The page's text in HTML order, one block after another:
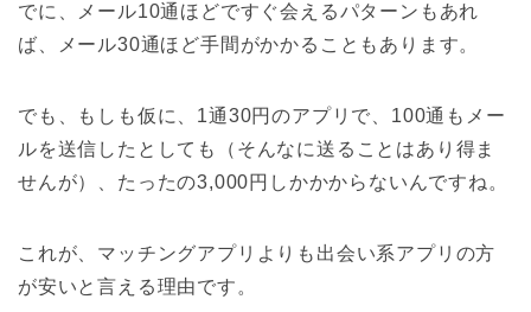
でに、メール10通ほどですぐ会えるパターンもあれ
ば、メール30通ほど手間がかかることもあります。
でも、もしも仮に、1通30円のアプリで、100通もメー
ルを送信したとしても（そんなに送ることはあり得ま
せんが）、たったの3,000円しかかからないんですね。
これが、マッチングアプリよりも出会い系アプリの方
が安いと言える理由です。